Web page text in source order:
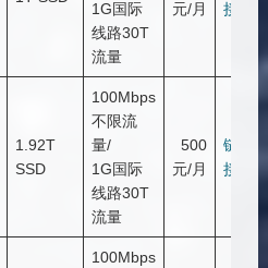
1G国际
线路30T
流量
元/月
接
1.92T
SSD
100Mbps
不限流
量/
1G国际
线路30T
流量
500
元/月
链
接
100Mbps